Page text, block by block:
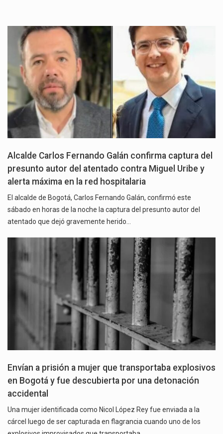
Alcalde Carlos Fernando Galán confirma captura del
presunto autor del atentado contra Miguel Uribe y
alerta máxima en la red hospitalaria
El alcalde de Bogotá, Carlos Fernando Galán, confirmó este
sábado en horas de la noche la captura del presunto autor del
atentado que dejó gravemente herido…
Envían a prisión a mujer que transportaba explosivos
en Bogotá y fue descubierta por una detonación
accidental
Una mujer identificada como Nicol López Rey fue enviada a la
cárcel luego de ser capturada en flagrancia cuando uno de los